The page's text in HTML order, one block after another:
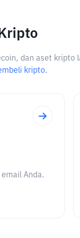
dan aset
kripto.
Anda.